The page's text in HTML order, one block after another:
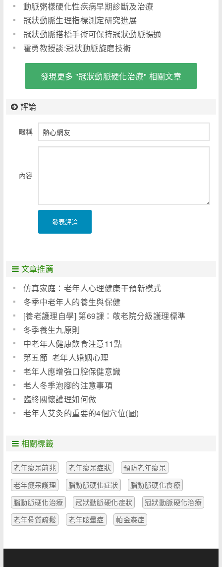
動脈粥樣硬化性疾病早期診斷及治療
冠狀動脈生理指標測定研究進展
冠狀動脈搭橋手術可保持冠狀動脈暢通
霍勇教授談:冠狀動脈旋磨技術
發現更多 "冠狀動脈硬化治療" 相關文章
評論
暱稱
內容
發表評論
文章推薦
仿真家庭：老年人心理健康干預新模式
冬季中老年人的養生與保健
[養老護理自學] 第69課：敬老院分級護理標準
冬季養生九原則
中老年人健康飲食注意11點
第五節 老年人婚姻心理
老年人應增強口腔保健意識
老人冬季泡腳的注意事項
臨終關懷護理如何做
老年人艾灸的重要的4個穴位(圖)
相關標籤
老年癡呆前兆 老年癡呆症狀
預防老年癡呆
老年癡呆護理
腦動脈硬化症狀
腦動脈硬化食療
腦動脈硬化治療
冠狀動脈硬化症狀
冠狀動脈硬化治療
老年骨質疏鬆
老年眩暈症 帕金森症